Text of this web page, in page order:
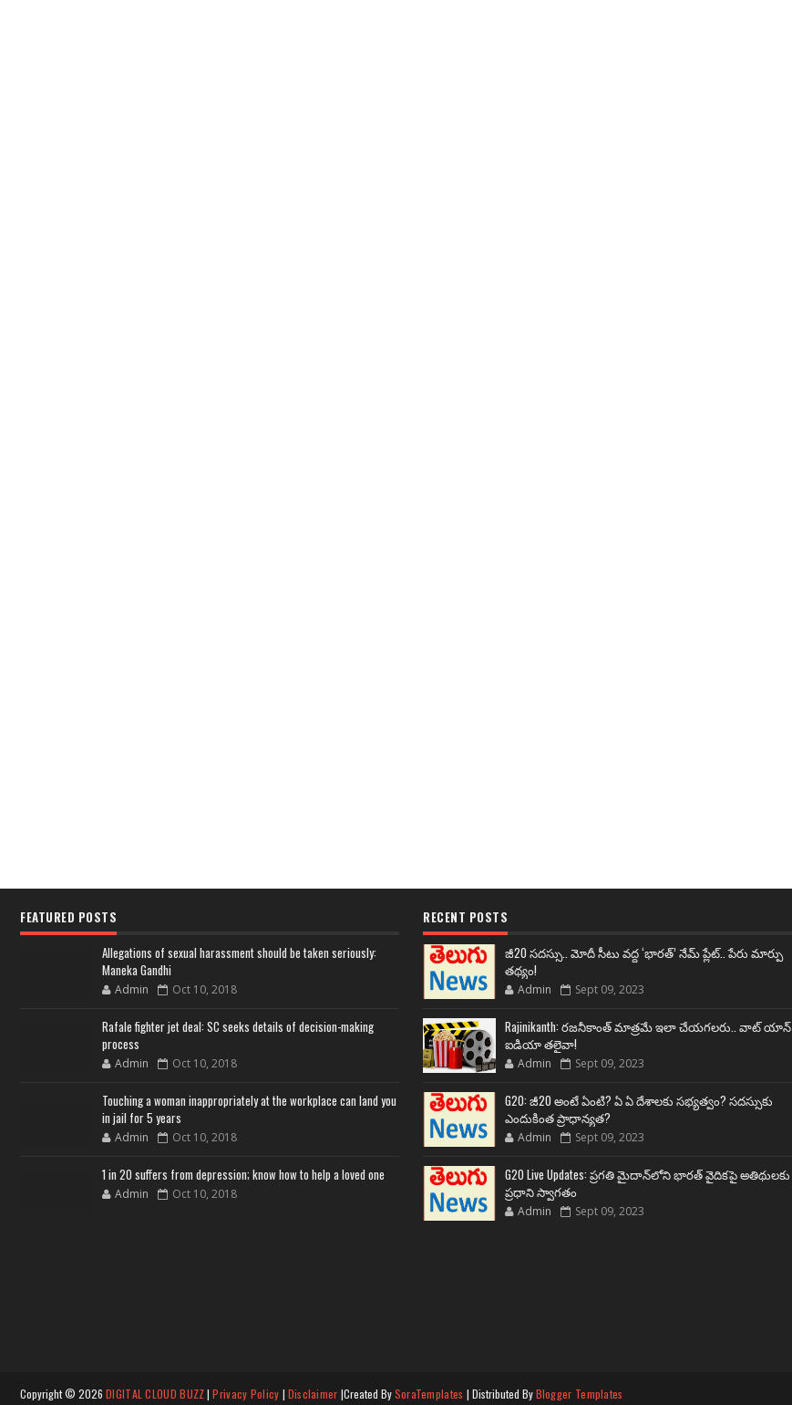
FEATURED POSTS
Allegations of sexual harassment should be taken seriously:
Maneka Gandhi
Admin Oct 10, 2018
Rafale fighter jet deal: SC seeks details of decision-making
process
Admin Oct 10, 2018
Touching a woman inappropriately at the workplace can land you
in jail for 5 years
Admin Oct 10, 2018
1 in 20 suffers from depression; know how to help a loved one
Admin Oct 10, 2018
RECENT POSTS
జీ20 సదస్సు.. మోదీ సీటు వద్ద ‘భారత్’ నేమ్ ప్లేట్‌.. పేరు మార్పు
తథ్యం!
Admin Sept 09, 2023
Rajinikanth: రజనీకాంత్ మాత్రమే ఇలా చేయగలరు.. వాట్ యాన్
ఐడియా తలైవా!
Admin Sept 09, 2023
G20: జీ20 అంటే ఏంటి? ఏ ఏ దేశాలకు సభ్యత్వం? సదస్సుకు
ఎందుకింత ప్రాధాన్యత?
Admin Sept 09, 2023
G20 Live Updates: ప్రగతి మైదాన్‌లోని భారత్ వైదికపై అతిథులకు
ప్రధాని స్వాగతం
Admin Sept 09, 2023
Copyright © 2026 DIGITAL CLOUD BUZZ|Privacy Policy | Disclaimer |Created BySoraTemplates | Distributed ByBlogger Templates